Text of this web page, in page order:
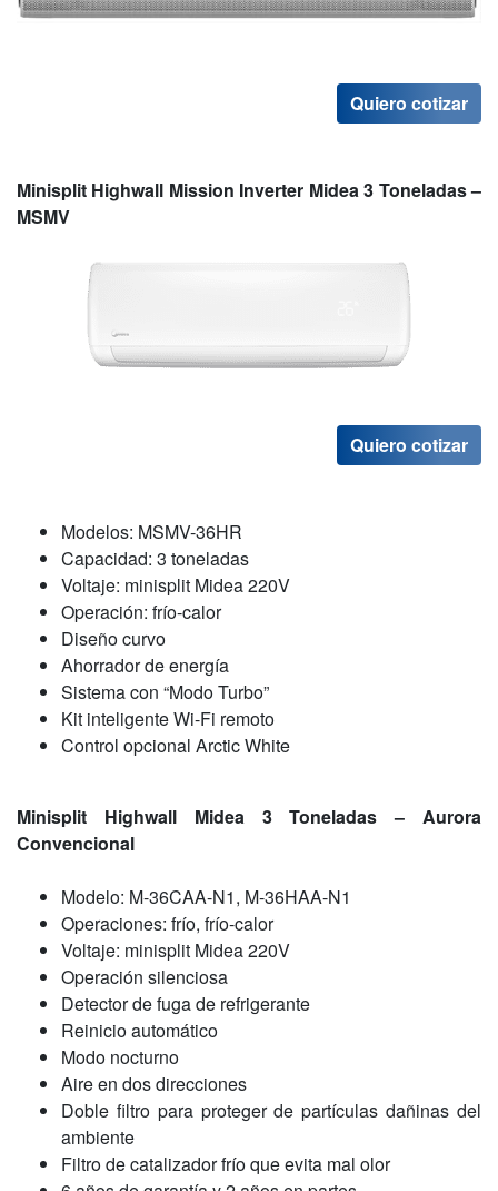
Quiero cotizar
Minisplit Highwall Mission Inverter Midea 3 Toneladas –
MSMV
Quiero cotizar
Modelos: MSMV-36HR
Capacidad: 3 toneladas
Voltaje: minisplit Midea 220V
Operación: frío-calor
Diseño curvo
Ahorrador de energía
Sistema con “Modo Turbo”
Kit inteligente Wi-Fi remoto
Control opcional Arctic White
Minisplit Highwall Midea 3 Toneladas – Aurora
Convencional
Modelo: M-36CAA-N1, M-36HAA-N1
Operaciones: frío, frío-calor
Voltaje: minisplit Midea 220V
Operación silenciosa
Detector de fuga de refrigerante
Reinicio automático
Modo nocturno
Aire en dos direcciones
Doble filtro para proteger de partículas dañinas del
ambiente
Filtro de catalizador frío que evita mal olor